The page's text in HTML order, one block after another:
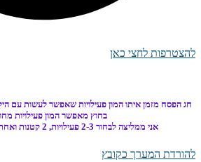
להצטרפות לחצי כאן
חג הפסח מזמן איתו המון פעילויות שאפשר לעשות עם
בחוץ מאפשר המון פעילויות
אני ממליצה לבחור 2-3 פעילויות, 2 קטנות ואחת גדולה ואותן לעשות.
להורדת המערך כקובץ